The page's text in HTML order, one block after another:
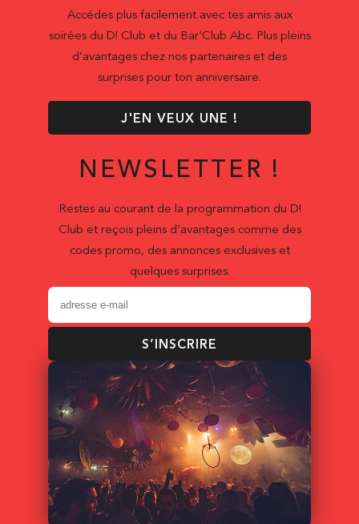
Accédes plus facilement avec tes amis aux
soirées du D! Club et du Bar'Club Abc. Plus pleins
d’avantages chez nos partenaires et des
surprises pour ton anniversaire.
J'EN VEUX UNE !
NEWSLETTER !
Restes au courant de la programmation du D!
Club et reçois pleins d’avantages comme des
codes promo, des annonces exclusives et
quelques surprises.
S’INSCRIRE